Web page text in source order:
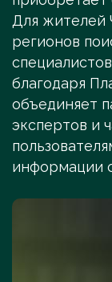
Для жителей
регионов
благодаря
объединяет
экспертов и
информации